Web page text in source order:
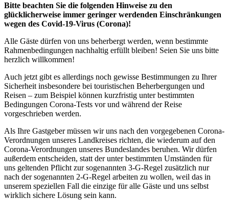
Bitte beachten Sie die folgenden Hinweise zu den
glücklicherweise immer geringer werdenden Einschränkungen
wegen des Covid-19-Virus (Corona)!
Alle Gäste dürfen von uns beherbergt werden, wenn bestimmte
Rahmenbedingungen nachhaltig erfüllt bleiben! Seien Sie uns bitte
herzlich willkommen!
Auch jetzt gibt es allerdings noch gewisse Bestimmungen zu Ihrer
Sicherheit insbesondere bei touristischen Beherbergungen und
Reisen – zum Beispiel können kurzfristig unter bestimmten
Bedingungen Corona-Tests vor und während der Reise
vorgeschrieben werden.
Als Ihre Gastgeber müssen wir uns nach den vorgegebenen Corona-
Verordnungen unseres Landkreises richten, die wiederum auf den
Corona-Verordnungen unseres Bundeslandes beruhen. Wir dürfen
außerdem entscheiden, statt der unter bestimmten Umständen für
uns geltenden Pflicht zur sogenannten 3-G-Regel zusätzlich nur
nach der sogenannten 2-G-Regel arbeiten zu wollen, weil das in
unserem speziellen Fall die einzige für alle Gäste und uns selbst
wirklich sichere Lösung sein kann.